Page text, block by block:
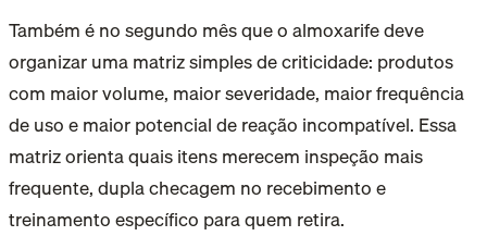
Também é no segundo mês que o almoxarife deve
organizar uma matriz simples de criticidade: produtos
com maior volume, maior severidade, maior frequência
de uso e maior potencial de reação incompatível. Essa
matriz orienta quais itens merecem inspeção mais
frequente, dupla checagem no recebimento e
treinamento específico para quem retira.